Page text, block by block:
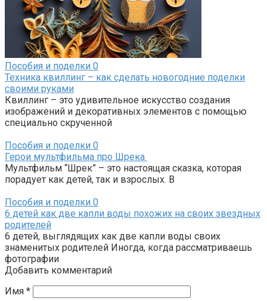
Пособия и поделки 0
Техника квиллинг – как сделать новогодние поделки
своими руками
Квиллинг – это удивительное искусство создания
изображений и декоративных элементов с помощью
специально скрученной
Пособия и поделки 0
Герои мультфильма про Шрека
Мультфильм “Шрек” – это настоящая сказка, которая
порадует как детей, так и взрослых. В
Пособия и поделки 0
6 детей как две капли воды похожих на своих звездных
родителей
6 детей, выглядящих как две капли воды своих
знаменитых родителей Иногда, когда рассматриваешь
фотографии
Добавить комментарий
Имя *